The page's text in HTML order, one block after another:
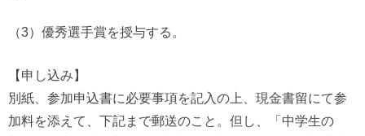
（3）優秀選手賞を授与する。
【申し込み】
別紙、参加申込書に必要事項を記入の上、現金書留にて参
加料を添えて、下記まで郵送のこと。但し、「中学生の